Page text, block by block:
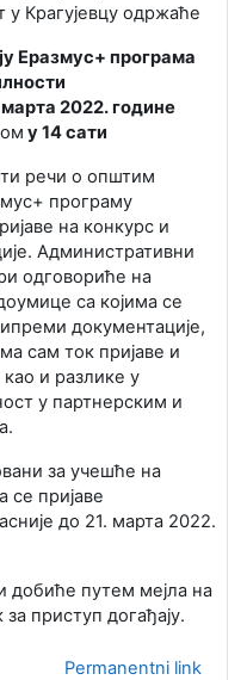
Крагујевцу одржаће
Еразмус+ програма
марта 2022. године
у 14 сати
речи о општим
програму
на конкурс и
Административни
одговориће на
са којима се
документације,
сам ток пријаве и
као и разлике у
у партнерским и
за учешће на
се пријаве
до 21. марта 2022.
добиће путем мејла на
приступ догађају.
Permanentni link